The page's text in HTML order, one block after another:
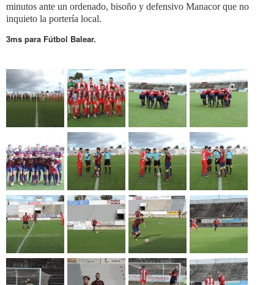
minutos ante un ordenado, bisoño y defensivo Manacor que no
inquieto la portería local.
3ms para Fútbol Balear.